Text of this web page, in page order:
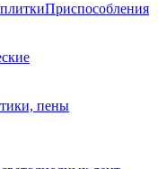
Приспособления
пены